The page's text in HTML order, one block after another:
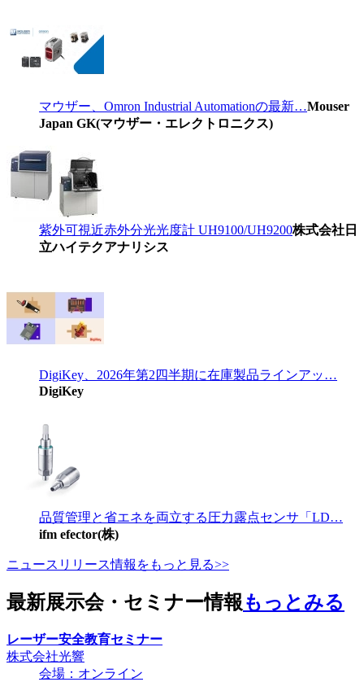
マウザー、Omron Industrial Automationの最新…Mouser
Japan GK(マウザー・エレクトロニクス)
紫外可視近赤外分光光度計 UH9100/UH9200株式会社日
立ハイテクアナリシス
DigiKey、2026年第2四半期に在庫製品ラインアッ…
DigiKey
品質管理と省エネを両立する圧力露点センサ「LD…
ifm efector(株)
ニュースリリース情報をもっと見る>>
最新展示会・セミナー情報もっとみる
レーザー安全教育セミナー
株式会社光響
会場：オンライン